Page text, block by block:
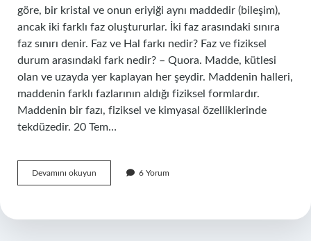
göre, bir kristal ve onun eriyiği aynı maddedir (bileşim),
ancak iki farklı faz oluştururlar. İki faz arasındaki sınıra
faz sınırı denir. Faz ve Hal farkı nedir? Faz ve fiziksel
durum arasındaki fark nedir? – Quora. Madde, kütlesi
olan ve uzayda yer kaplayan her şeydir. Maddenin halleri,
maddenin farklı fazlarının aldığı fiziksel formlardır.
Maddenin bir fazı, fiziksel ve kimyasal özelliklerinde
tekdüzedir. 20 Tem…
Devamını okuyun Malzemede
Faz
6 Yorum